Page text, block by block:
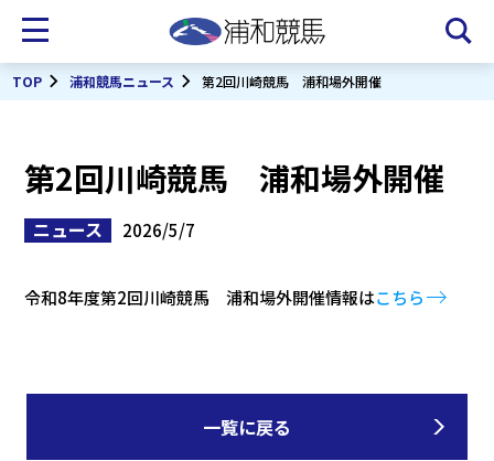
TOP 浦和競馬ニュース 第2回川崎競馬 浦和場外開催
第2回川崎競馬 浦和場外開催
ニュース 2026/5/7
令和8年度第2回川崎競馬 浦和場外開催情報はこちら
一覧に戻る